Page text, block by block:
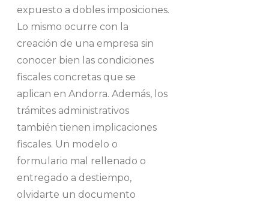
expuesto a dobles imposiciones.
Lo mismo ocurre con la
creación de una empresa sin
conocer bien las condiciones
fiscales concretas que se
aplican en Andorra. Además, los
trámites administrativos
también tienen implicaciones
fiscales. Un modelo o
formulario mal rellenado o
entregado a destiempo,
olvidarte un documento